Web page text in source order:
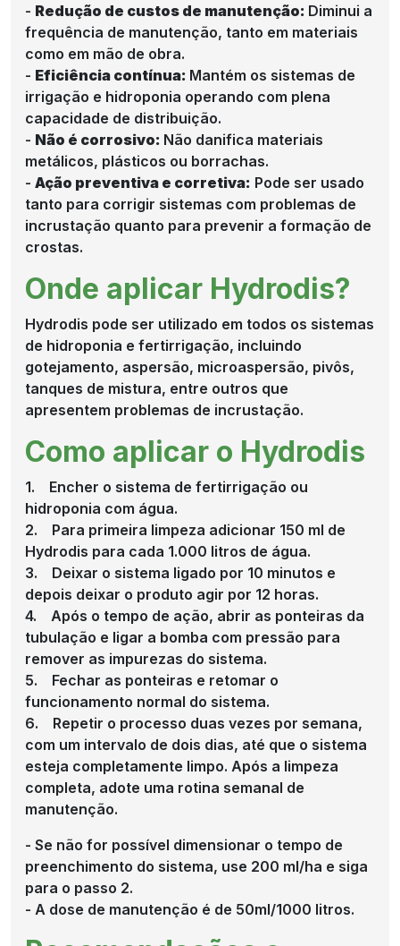
- Redução de custos de manutenção: Diminui a
frequência de manutenção, tanto em materiais
como em mão de obra.
- Eficiência contínua: Mantém os sistemas de
irrigação e hidroponia operando com plena
capacidade de distribuição.
- Não é corrosivo: Não danifica materiais
metálicos, plásticos ou borrachas.
- Ação preventiva e corretiva: Pode ser usado
tanto para corrigir sistemas com problemas de
incrustação quanto para prevenir a formação de
crostas.
Onde aplicar Hydrodis?
Hydrodis pode ser utilizado em todos os sistemas
de hidroponia e fertirrigação, incluindo
gotejamento, aspersão, microaspersão, pivôs,
tanques de mistura, entre outros que
apresentem problemas de incrustação.
Como aplicar o Hydrodis
1. Encher o sistema de fertirrigação ou
hidroponia com água.
2. Para primeira limpeza adicionar 150 ml de
Hydrodis para cada 1.000 litros de água.
3. Deixar o sistema ligado por 10 minutos e
depois deixar o produto agir por 12 horas.
4. Após o tempo de ação, abrir as ponteiras da
tubulação e ligar a bomba com pressão para
remover as impurezas do sistema.
5. Fechar as ponteiras e retomar o
funcionamento normal do sistema.
6. Repetir o processo duas vezes por semana,
com um intervalo de dois dias, até que o sistema
esteja completamente limpo. Após a limpeza
completa, adote uma rotina semanal de
manutenção.
- Se não for possível dimensionar o tempo de
preenchimento do sistema, use 200 ml/ha e siga
para o passo 2.
- A dose de manutenção é de 50ml/1000 litros.